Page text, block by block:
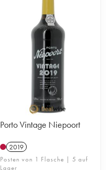
Porto Vintage Niepoort
2019
Posten von 1 Flasche | 5 auf
Lager